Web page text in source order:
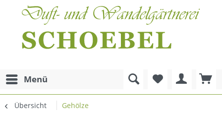
Menü
Übersicht Gehölze